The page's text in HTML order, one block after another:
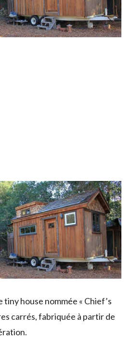
house nommée « Chief’s
carrés, fabriquée à partir de